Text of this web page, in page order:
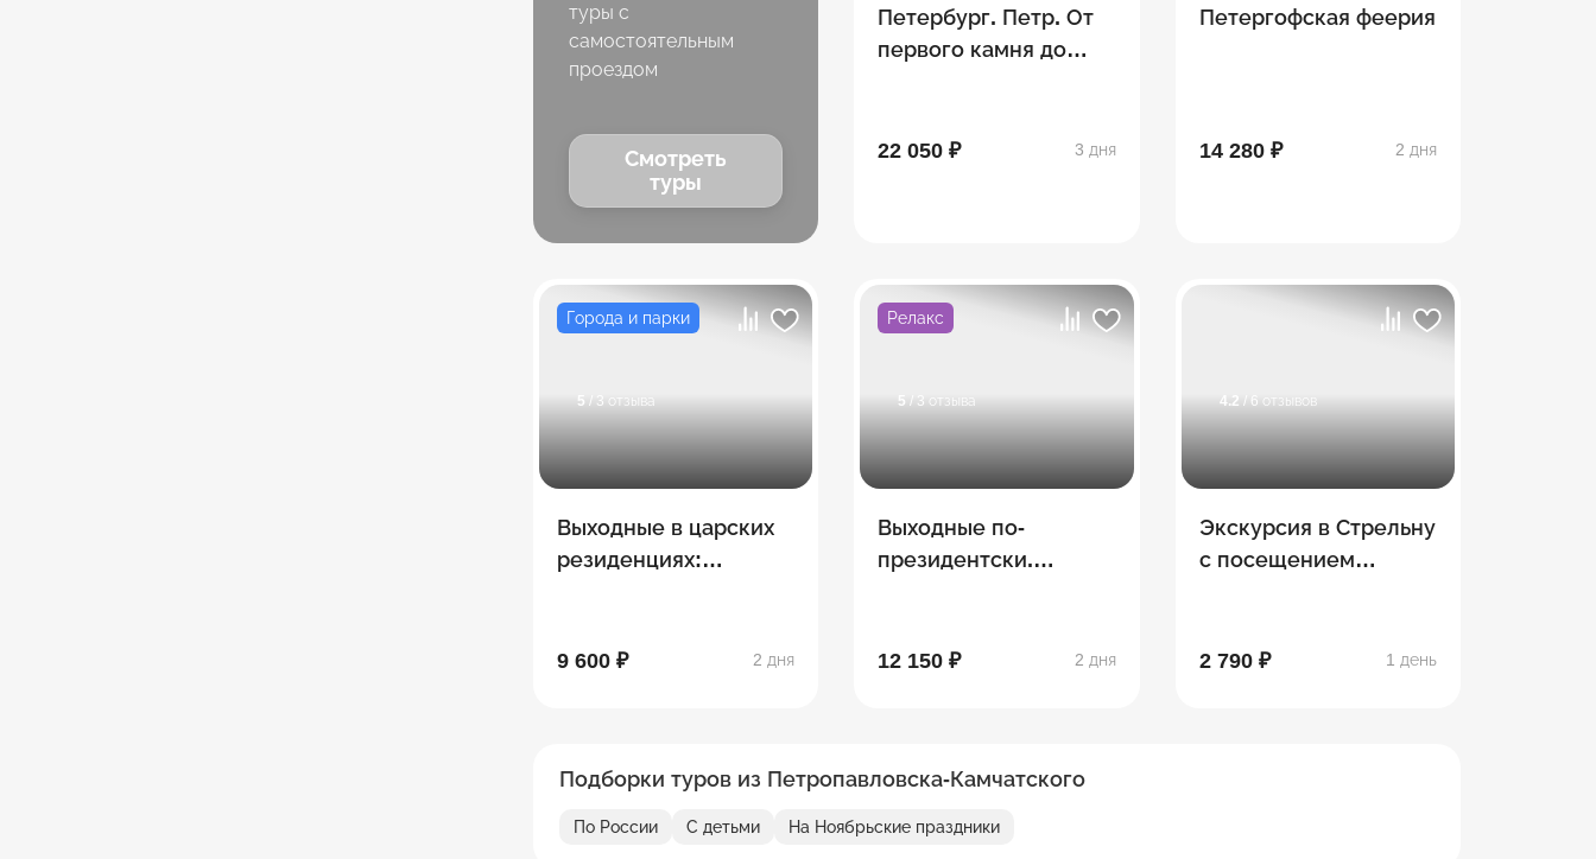
туры с
самостоятельным
проездом
Смотреть
туры
Петербург. Петр. От
первого камня до
22 050 ₽ 3 дня
Петергофская феерия
14 280 ₽ 2 дня
Города и парки
5 / 3 отзыва
Выходные в царских
резиденциях:
Ораниенбаум. СПА
9 600 ₽ 2 дня
Релакс
5 / 3 отзыва
Выходные по-
президентски.
12 150 ₽
2 дня
4.2 / 6 отзывов
Экскурсия в Стрельну
с посещением
2 790 ₽
1 день
Подборки туров из Петропавловска-Камчатского
По России С детьми На Ноябрьские праздники